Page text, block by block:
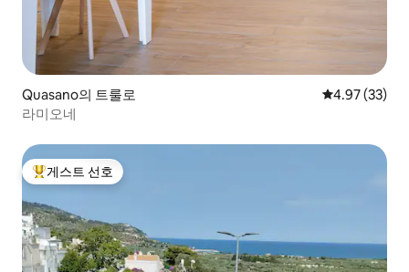
Quasano의 트룰로 평점 4.97점(5
4.97 (33)
라미오네
상위 게스트 선호
게스트 선호